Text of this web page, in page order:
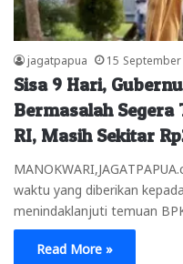
jagatpapua 15 September
Sisa 9 Hari,
Bermasalah
RI, Masih Sekitar
waktu yang diberikan
menindaklanjuti temuan
Read More »